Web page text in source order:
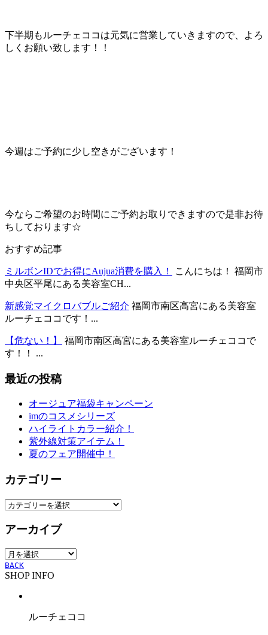
下半期もルーチェココは元気に営業していきますので、よろ
しくお願い致します！！
今週はご予約に少し空きがございます！
今ならご希望のお時間にご予約お取りできますので是非お待
ちしております☆
おすすめ記事
ミルボンIDでお得にAujua消費を購入！
こんにちは！ 福岡市
中央区平尾にある美容室CH...
新感覚マイクロバブルご紹介 福岡市南区高宮にある美容室
ルーチェココです！...
【危ない！】
福岡市南区高宮にある美容室ルーチェココで
す！！ ...
最近の投稿
オージュア福袋キャンペーン
imのコスメシリーズ
ハイライトカラー紹介！
紫外線対策アイテム！
夏のフェア開催中！
カテゴリー
カ
ゴ
ー
アーカイブ
ア
ー
カ
BACK
SHOP INFO
ルーチェココ